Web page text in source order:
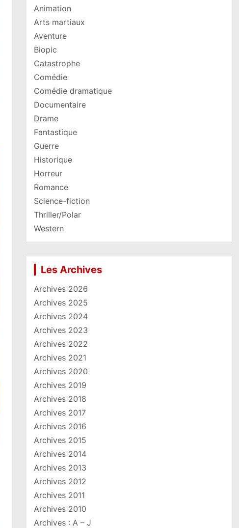
Animation
Arts martiaux
Aventure
Biopic
Catastrophe
Comédie
Comédie dramatique
Documentaire
Drame
Fantastique
Guerre
Historique
Horreur
Romance
Science-fiction
Thriller/Polar
Western
Les Archives
Archives 2026
Archives 2025
Archives 2024
Archives 2023
Archives 2022
Archives 2021
Archives 2020
Archives 2019
Archives 2018
Archives 2017
Archives 2016
Archives 2015
Archives 2014
Archives 2013
Archives 2012
Archives 2011
Archives 2010
Archives : A – J